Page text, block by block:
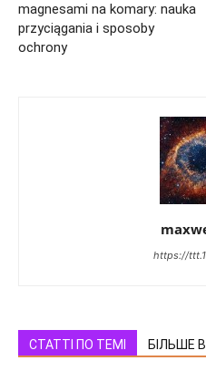
magnesami na komary: nauka
przyciągania i sposoby
ochrony
https://
СТАТТІ ПО ТЕМІ БІЛЬШЕ